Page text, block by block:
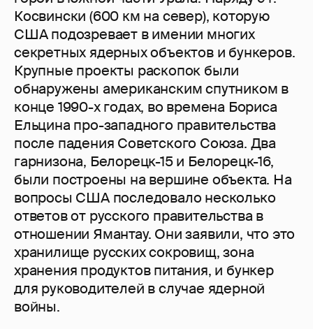
Косвински (600 км на север), которую
США подозревает в имении многих
секретных ядерных объектов и бункеров.
Крупные проекты раскопок были
обнаружены американским спутником в
конце 1990-х годах, во времена Бориса
Ельцина про-западного правительства
после падения Советского Союза. Два
гарнизона, Белорецк-15 и Белорецк-16,
были построены на вершине объекта. На
вопросы США последовало несколько
ответов от русского правительства в
отношении Ямантау. Они заявили, что это
хранилище русских сокровищ, зона
хранения продуктов питания, и бункер
для руководителей в случае ядерной
войны.